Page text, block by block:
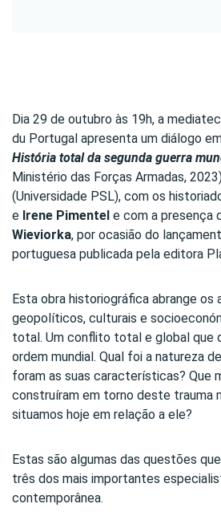
Dia 29 de outubro às 19h, a
du Portugal apresenta um diálogo
História total da segunda guerra
Ministério das Forças Armadas,
(Universidade PSL), com os
e Irene Pimentel e com a presença
Wieviorka, por ocasião do
portuguesa publicada pela editora
Esta obra historiográfica abrange os
geopolíticos, culturais e
total. Um conflito total e global que
ordem mundial. Qual foi a natureza
foram as suas características? Que
construíram em torno deste trauma
situamos hoje em relação a ele?
Estas são algumas das questões
três dos mais importantes
contemporânea.